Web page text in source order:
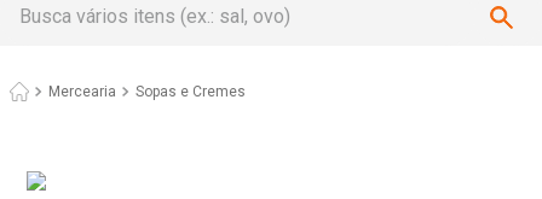
Mercearia Sopas e Cremes